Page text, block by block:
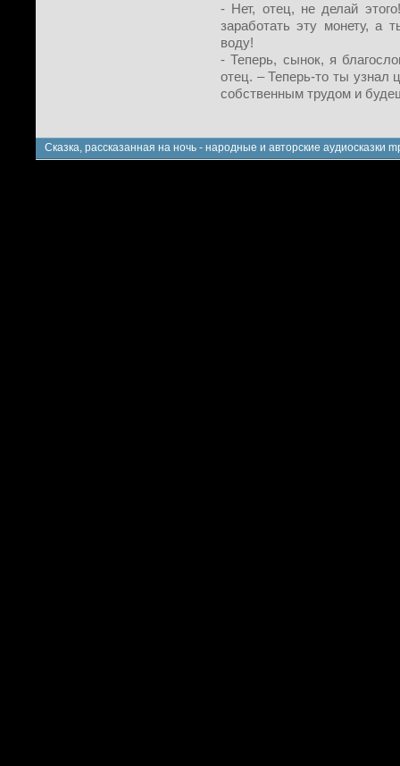
- Нет, отец, не делай
заработать эту монету, а
воду!
- Теперь, сынок, я
отец. – Теперь-то ты узнал
собственным трудом и
Сказка, рассказанная на ночь - народные и авторские аудиосказки